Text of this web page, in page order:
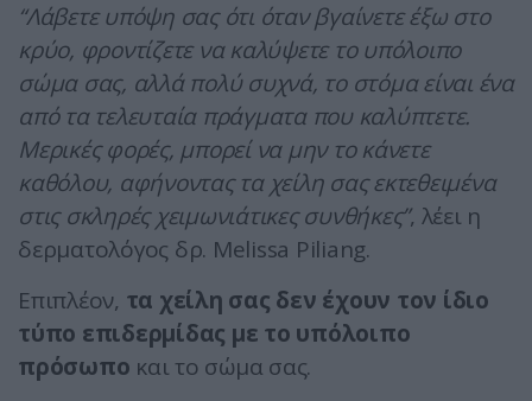
“Λάβετε υπόψη σας ότι όταν βγαίνετε έξω στο
κρύο, φροντίζετε να καλύψετε το υπόλοιπο
σώμα σας, αλλά πολύ συχνά, το στόμα είναι ένα
από τα τελευταία πράγματα που καλύπτετε.
Μερικές φορές, μπορεί να μην το κάνετε
καθόλου, αφήνοντας τα χείλη σας εκτεθειμένα
στις σκληρές χειμωνιάτικες συνθήκες”, λέει η
δερματολόγος δρ. Melissa Piliang.
Επιπλέον, τα χείλη σας δεν έχουν τον ίδιο
τύπο επιδερμίδας με το υπόλοιπο
πρόσωπο και το σώμα σας.